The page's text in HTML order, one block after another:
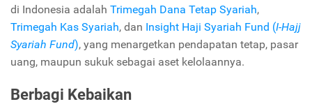
di Indonesia adalah Trimegah Dana Tetap Syariah,
Trimegah Kas Syariah, dan Insight Haji Syariah Fund (I-Hajj
Syariah Fund), yang menargetkan pendapatan tetap, pasar
uang, maupun sukuk sebagai aset kelolaannya.
Berbagi Kebaikan